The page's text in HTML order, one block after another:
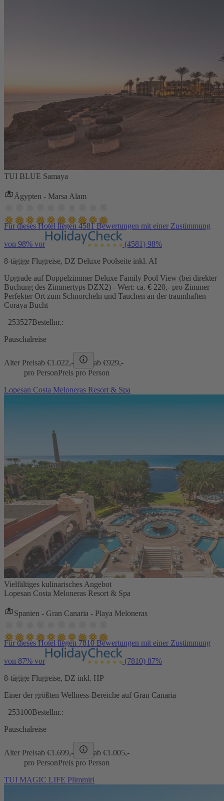
TUI BLUE Samaya
Ägypten - Marsa Alam
Für dieses Hotel liegen 4581 Bewertungen mit einer Zustimmung
von 98% vor (4581) 98%
8-tägige Flugreise, DZ Deluxe Poolseite inkl. AI
Upgrade auf Doppelzimmer Deluxe Family Pool View (bei direkter
Buchung des Zimmertyps DZX2) - Wert: ca. € 220,- pro Zimmer
Perfekter Ort zum Schnorcheln und Tauchen an der traumhaften
Coraya Bucht
253527Bestellnr.:
Pauschalreise
Alter Preisab €1.022,- ab €929,-
pro PersonPreis pro Person
Lopesan Costa Meloneras Resort & Spa
Vielfältiges kulinarisches Angebot
Lopesan Costa Meloneras Resort & Spa
Spanien - Gran Canaria - Playa Meloneras
Für dieses Hotel liegen 7810 Bewertungen mit einer Zustimmung
von 87% vor (7810) 87%
8-tägige Flugreise, DZ inkl. HP
Einer der größten Wellness-Bereiche auf Gran Canaria
253100Bestellnr.:
Pauschalreise
Alter Preisab €1.699,- ab €1.005,-
pro PersonPreis pro Person
TUI MAGIC LIFE Plimmiri